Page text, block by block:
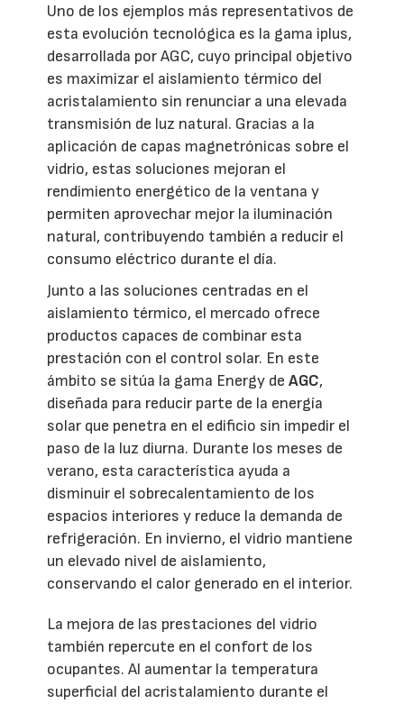
Uno de los ejemplos más representativos de
esta evolución tecnológica es la gama iplus,
desarrollada por AGC, cuyo principal objetivo
es maximizar el aislamiento térmico del
acristalamiento sin renunciar a una elevada
transmisión de luz natural. Gracias a la
aplicación de capas magnetrónicas sobre el
vidrio, estas soluciones mejoran el
rendimiento energético de la ventana y
permiten aprovechar mejor la iluminación
natural, contribuyendo también a reducir el
consumo eléctrico durante el día.
Junto a las soluciones centradas en el
aislamiento térmico, el mercado ofrece
productos capaces de combinar esta
prestación con el control solar. En este
ámbito se sitúa la gama Energy de AGC,
diseñada para reducir parte de la energía
solar que penetra en el edificio sin impedir el
paso de la luz diurna. Durante los meses de
verano, esta característica ayuda a
disminuir el sobrecalentamiento de los
espacios interiores y reduce la demanda de
refrigeración. En invierno, el vidrio mantiene
un elevado nivel de aislamiento,
conservando el calor generado en el interior.
La mejora de las prestaciones del vidrio
también repercute en el confort de los
ocupantes. Al aumentar la temperatura
superficial del acristalamiento durante el